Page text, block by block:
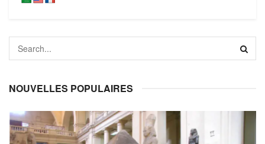
NOUVELLES POPULAIRES